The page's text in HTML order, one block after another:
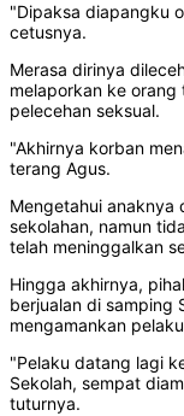
"Dipaksa diapangku
cetusnya.
Merasa dirinya
melaporkan ke
pelecehan seksual.
"Akhirnya korban
terang Agus.
Mengetahui anaknya
sekolahan, namun
telah meninggalkan
Hingga akhirnya,
berjualan di samping
mengamankan
"Pelaku datang lagi
Sekolah, sempat
tuturnya.